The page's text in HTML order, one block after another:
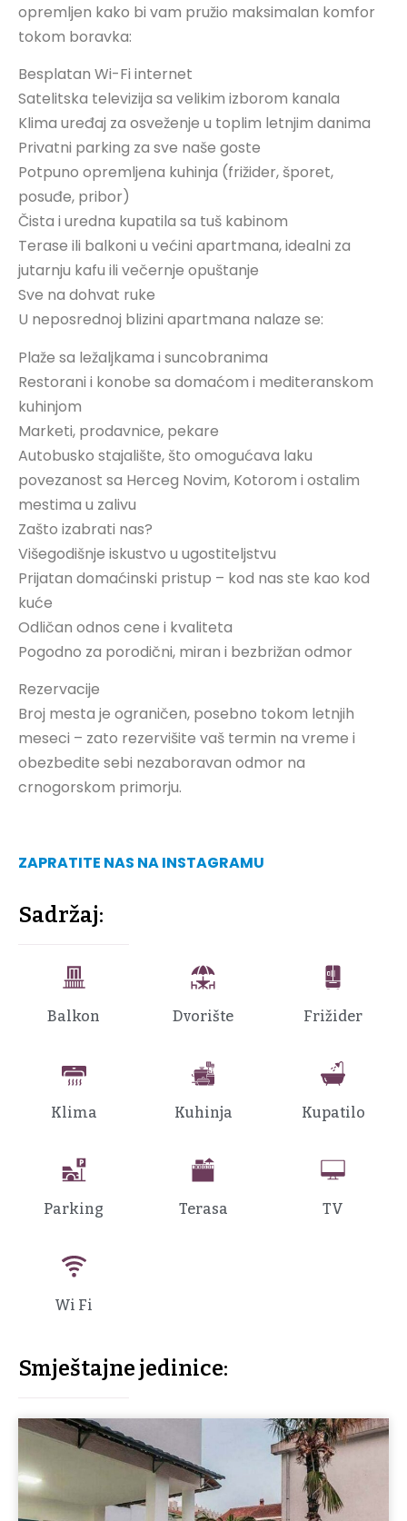
opremljen kako bi vam pružio maksimalan komfor
tokom boravka:
Besplatan Wi-Fi internet
Satelitska televizija sa velikim izborom kanala
Klima uređaj za osveženje u toplim letnjim danima
Privatni parking za sve naše goste
Potpuno opremljena kuhinja (frižider, šporet,
posuđe, pribor)
Čista i uredna kupatila sa tuš kabinom
Terase ili balkoni u većini apartmana, idealni za
jutarnju kafu ili večernje opuštanje
Sve na dohvat ruke
U neposrednoj blizini apartmana nalaze se:
Plaže sa ležaljkama i suncobranima
Restorani i konobe sa domaćom i mediteranskom
kuhinjom
Marketi, prodavnice, pekare
Autobusko stajalište, što omogućava laku
povezanost sa Herceg Novim, Kotorom i ostalim
mestima u zalivu
Zašto izabrati nas?
Višegodišnje iskustvo u ugostiteljstvu
Prijatan domaćinski pristup – kod nas ste kao kod
kuće
Odličan odnos cene i kvaliteta
Pogodno za porodični, miran i bezbrižan odmor
Rezervacije
Broj mesta je ograničen, posebno tokom letnjih
meseci – zato rezervišite vaš termin na vreme i
obezbedite sebi nezaboravan odmor na
crnogorskom primorju.
ZAPRATITE NAS NA INSTAGRAMU
Sadržaj:
Balkon Dvorište Frižider
Klima Kuhinja Kupatilo
Parking Terasa TV
Wi Fi
Smještajne jedinice: